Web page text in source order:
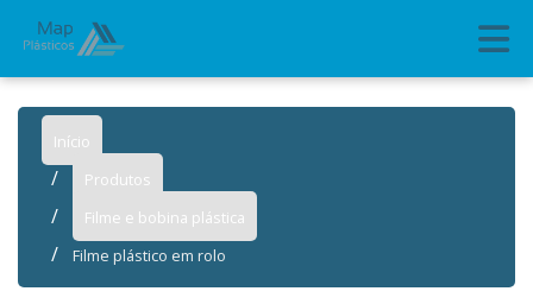
Início
Produtos
Filme e bobina plástica
Filme plástico em rolo